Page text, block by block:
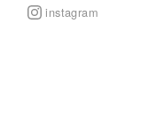
instagram